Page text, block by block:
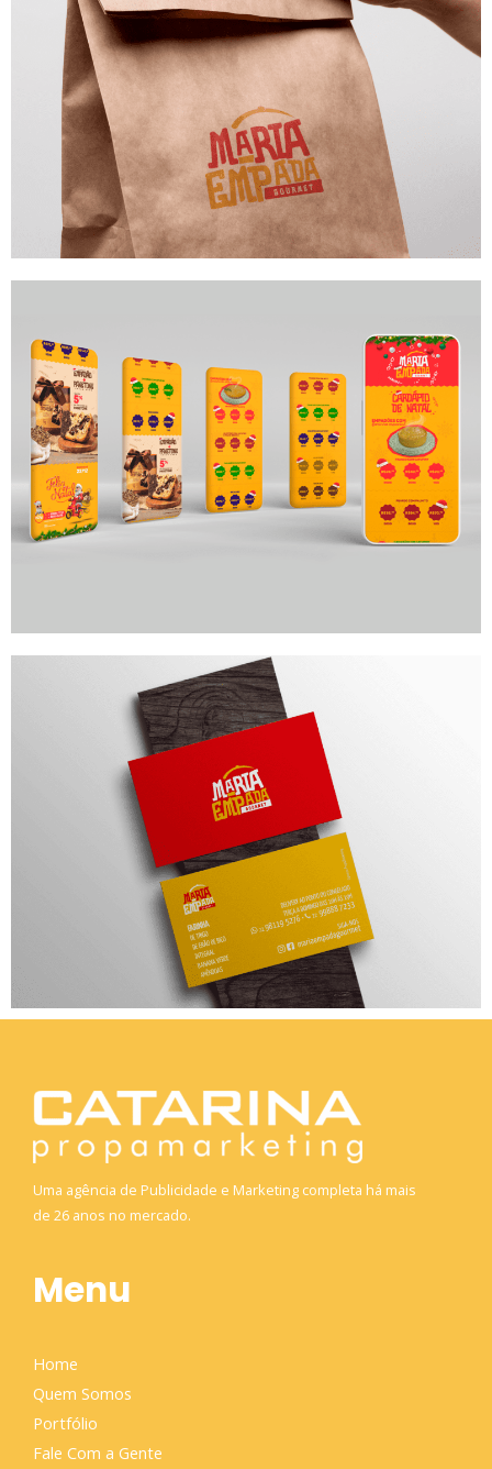
Uma agência de Publicidade e Marketing completa há mais
de 26 anos no mercado.
Menu
Home
Quem Somos
Portfólio
Fale Com a Gente